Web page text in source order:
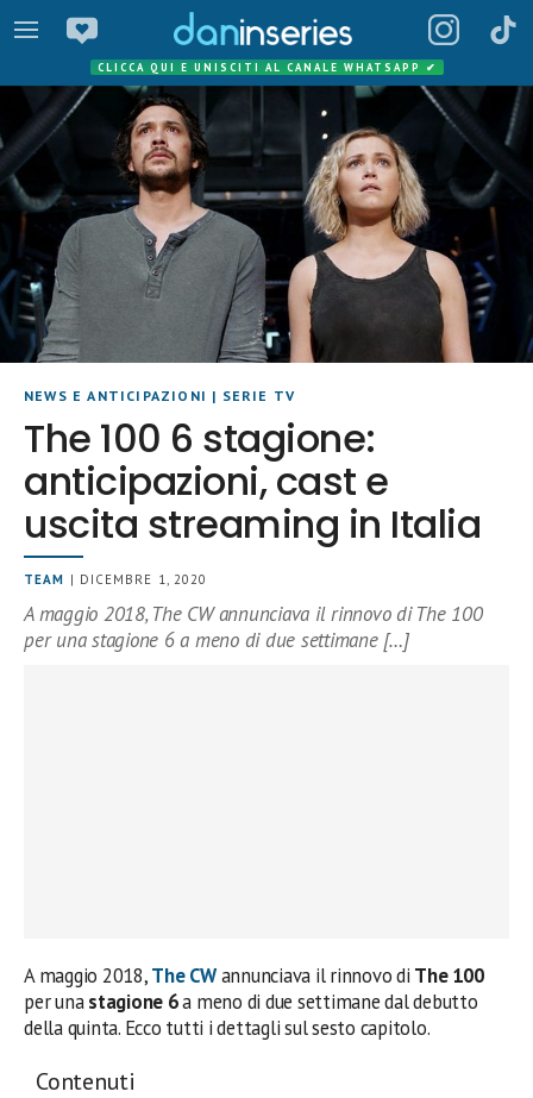
CLICCA QUI E UNISCITI AL CANALE WHATSAPP ✔
NEWS E ANTICIPAZIONI | SERIE TV
The 100 6 stagione:
anticipazioni, cast e
uscita streaming in Italia
TEAM | DICEMBRE 1, 2020
A maggio 2018, The CW annunciava il rinnovo di The 100
per una stagione 6 a meno di due settimane […]
A maggio 2018,The CWannunciava il rinnovo di The 100
per unastagione 6a meno di due settimane dal debutto
della quinta. Ecco tutti i dettagli sul sesto capitolo.
Contenuti